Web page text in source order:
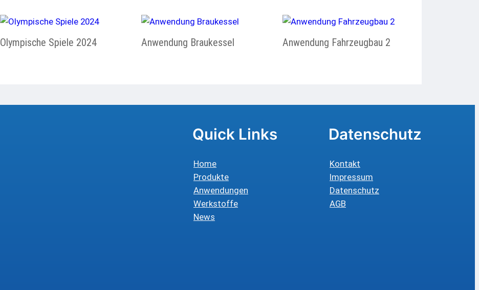
Olympische Spiele 2024 Anwendung Braukessel Anwendung Fahrzeugbau 2
Quick Links
Home
Produkte
Anwendungen
Werkstoffe
News
Datenschutz
Kontakt
Impressum
Datenschutz
AGB